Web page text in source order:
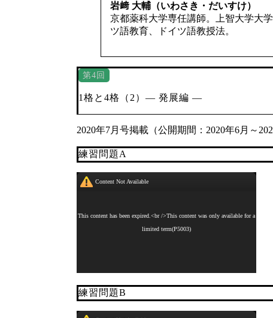
岩﨑 大輔（いわさき・だいすけ）
京都薬科大学専任講師。上智大学大
ツ語教育、ドイツ語教授法。
第4回
1格と4格（2）― 発展編 ―
2020年7月号掲載（公開期間：2020年6月～
練習問題A
練習問題B